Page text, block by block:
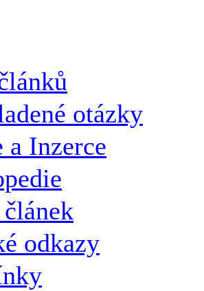
otázky
a Inzerce
odkazy